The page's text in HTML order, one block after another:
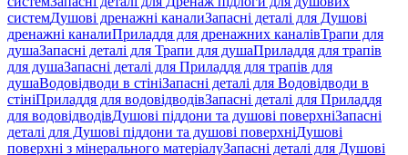
системДушові дренажні каналиЗапасні деталі для Душові
дренажні каналиПриладдя для дренажних каналівТрапи для
душаЗапасні деталі для Трапи для душаПриладдя для трапів
для душаЗапасні деталі для Приладдя для трапів для
душаВодовідводи в стініЗапасні деталі для Водовідводи в
стініПриладдя для водовідводівЗапасні деталі для Приладдя
для водовідводівДушові піддони та душові поверхніЗапасні
деталі для Душові піддони та душові поверхніДушові
поверхні з мінерального матеріалуЗапасні деталі для Душові